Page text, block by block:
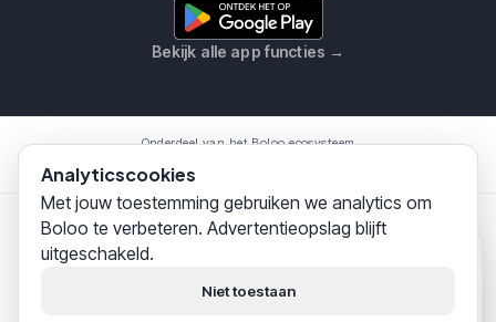
Bekijk alle app functies →
Onderdeel van het Boloo ecosysteem
Boloo B.V. · KvK75993228 · Prins Willem Alexanderlaan
bol.com-verkopers
Analyticscookies
Met jouw toestemming gebruiken we analytics om
Boloo te verbeteren. Advertentieopslag blijft
uitgeschakeld.
Niet toestaan